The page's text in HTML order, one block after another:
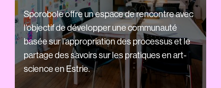
Sporobole offre un espace de rencontre avec
l’objectif de développer une communauté
basée sur l’appropriation des processus et le
partage des savoirs sur les pratiques en art-
science en Estrie.